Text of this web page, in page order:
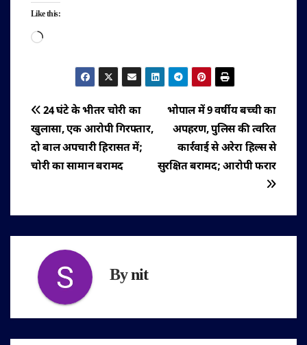
Like this:
Loading…
पोस्ट
नेविगेशन
भोपाल में 9 वर्षीय बच्ची का
अपहरण, पुलिस की त्वरित
कार्रवाई से अरेरा हिल्स से
सुरक्षित बरामद; आरोपी फरार
24 घंटे के भीतर चोरी का
खुलासा, एक आरोपी गिरफ्तार,
दो बाल अपचारी हिरासत में;
चोरी का सामान बरामद
Bynit